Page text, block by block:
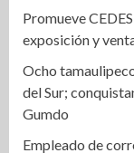
Promueve
exposición y
Ocho
del Sur;
Gumdo
Empleado de